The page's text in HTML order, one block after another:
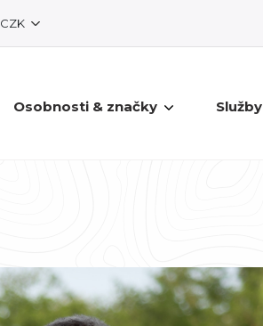
CZK
Osobnosti & značky Služby